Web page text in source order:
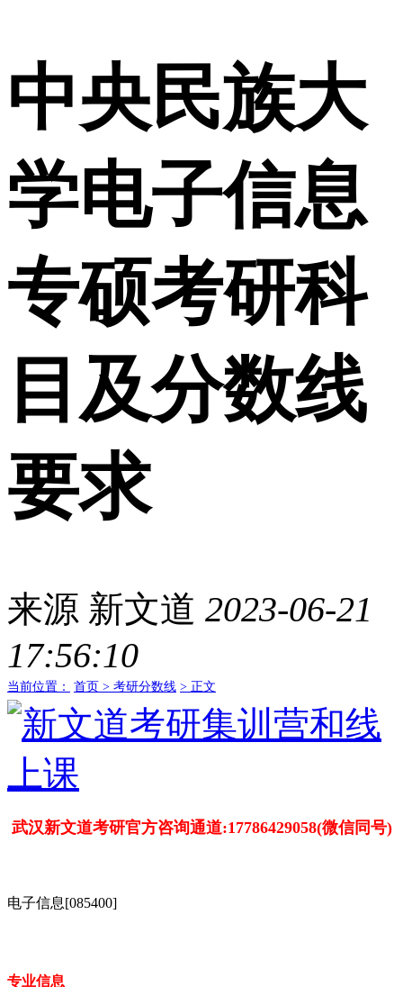
中央民族大
学电子信息
专硕考研科
目及分数线
要求
来源 新文道 2023-06-21
17:56:10
当前位置： 首页 > 考研分数线 > 正文
武汉新文道考研官方咨询通道:17786429058(微信同号)
电子信息[085400]
专业信息